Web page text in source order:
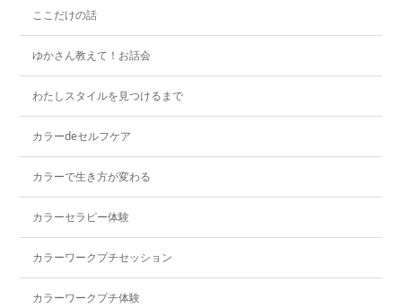
ここだけの話
ゆかさん教えて！お話会
わたしスタイルを見つけるまで
カラーdeセルフケア
カラーで生き方が変わる
カラーセラピー体験
カラーワークプチセッション
カラーワークプチ体験